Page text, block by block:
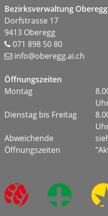
Footer
Bezirksverwaltung Oberegg
Dorfstrasse 17
9413 Oberegg
071 898 50 80
info@oberegg.ai.ch
Öffnungszeiten
Montag
Dienstag bis Freitag
Abweichende
Öffnungszeiten